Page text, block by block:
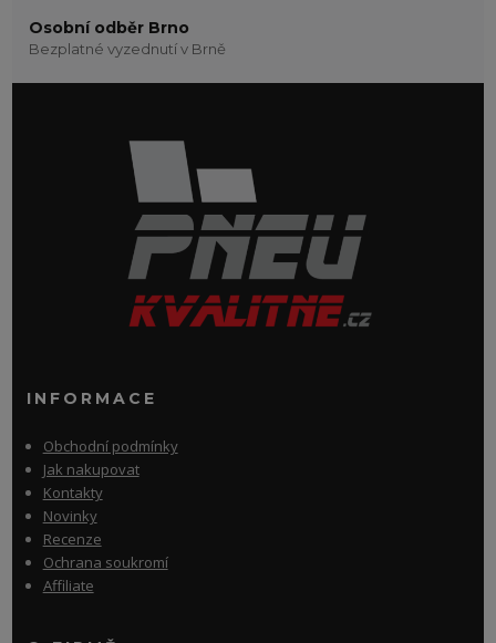
Osobní odběr Brno
Bezplatné vyzednutí v Brně
INFORMACE
Obchodní podmínky
Jak nakupovat
Kontakty
Novinky
Recenze
Ochrana soukromí
Affiliate